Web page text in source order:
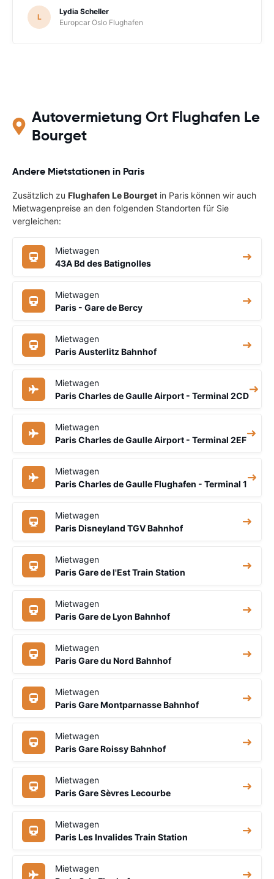
L
Lydia Scheller
Europcar Oslo Flughafen
Autovermietung Ort Flughafen Le
Bourget
Andere Mietstationen in Paris
Zusätzlich zu Flughafen Le Bourget in Paris können wir auch
Mietwagenpreise an den folgenden Standorten für Sie
vergleichen:
Mietwagen
43A Bd des Batignolles
Mietwagen
Paris - Gare de Bercy
Mietwagen
Paris Austerlitz Bahnhof
Mietwagen
Paris Charles de Gaulle Airport - Terminal 2CD
Mietwagen
Paris Charles de Gaulle Airport - Terminal 2EF
Mietwagen
Paris Charles de Gaulle Flughafen - Terminal 1
Mietwagen
Paris Disneyland TGV Bahnhof
Mietwagen
Paris Gare de l'Est Train Station
Mietwagen
Paris Gare de Lyon Bahnhof
Mietwagen
Paris Gare du Nord Bahnhof
Mietwagen
Paris Gare Montparnasse Bahnhof
Mietwagen
Paris Gare Roissy Bahnhof
Mietwagen
Paris Gare Sèvres Lecourbe
Mietwagen
Paris Les Invalides Train Station
Mietwagen